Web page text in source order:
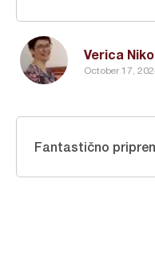
Verica
October 17,
Fantastično